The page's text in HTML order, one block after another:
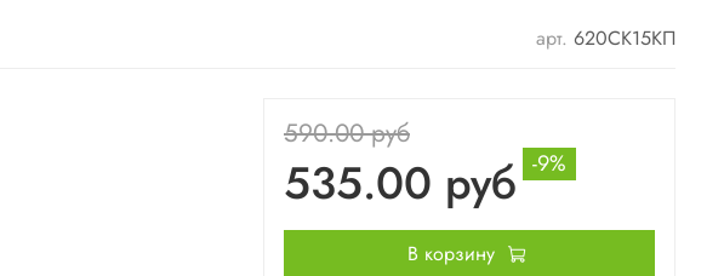
арт. 620СК15КП
590.00 руб
535.00 руб -9%
В корзину